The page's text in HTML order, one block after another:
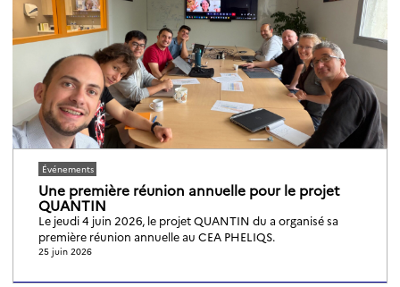
Événements
Une première réunion annuelle pour le projet
QUANTIN
Le jeudi 4 juin 2026, le projet QUANTIN du a organisé sa
première réunion annuelle au CEA PHELIQS.
25 juin 2026